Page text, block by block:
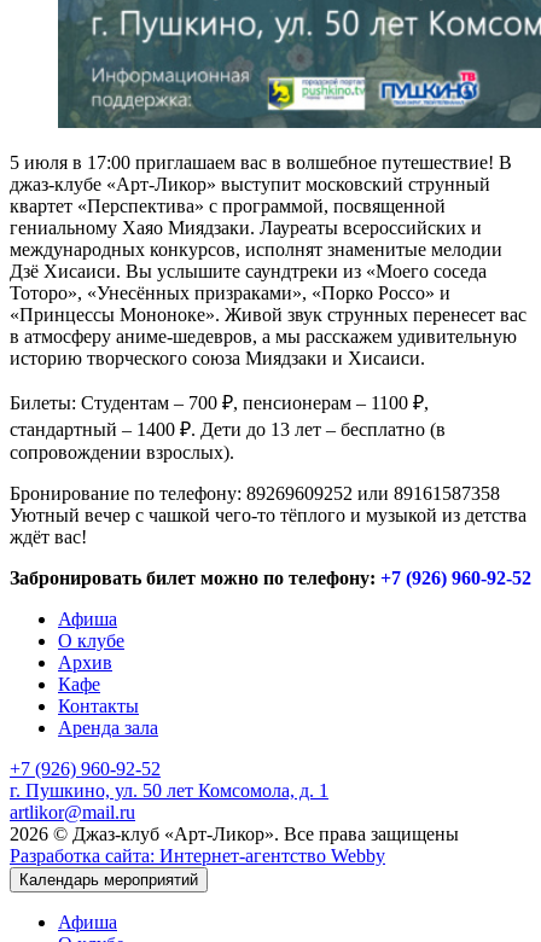
5 июля в 17:00 приглашаем вас в волшебное путешествие! В
джаз-клубе «Арт-Ликор» выступит московский струнный
квартет «Перспектива» с программой, посвященной
гениальному Хаяо Миядзаки. Лауреаты всероссийских и
международных конкурсов, исполнят знаменитые мелодии
Дзё Хисаиси. Вы услышите саундтреки из «Моего соседа
Тоторо», «Унесённых призраками», «Порко Россо» и
«Принцессы Мононоке». Живой звук струнных перенесет вас
в атмосферу аниме-шедевров, а мы расскажем удивительную
историю творческого союза Миядзаки и Хисаиси.
Билеты: Студентам – 700 ₽, пенсионерам – 1100 ₽,
стандартный – 1400 ₽. Дети до 13 лет – бесплатно (в
сопровождении взрослых).
Бронирование по телефону: 89269609252 или 89161587358
Уютный вечер с чашкой чего-то тёплого и музыкой из детства
ждёт вас!
Забронировать билет можно по телефону: +7 (926) 960-92-52
Афиша
О клубе
Архив
Кафе
Контакты
Аренда зала
+7 (926) 960-92-52
г. Пушкино, ул. 50 лет Комсомола, д. 1
artlikor@mail.ru
2026 © Джаз-клуб «Арт-Ликор». Все права защищены
Разработка сайта: Интернет-агентство Webby
Календарь мероприятий
Афиша